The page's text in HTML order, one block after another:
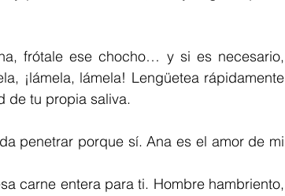
frótale ese chocho… y si es necesario,
¡lámela, lámela! Lengüetea rápidamente
de tu propia saliva.
penetrar porque sí. Ana es el amor de mi
carne entera para ti. Hombre hambriento,